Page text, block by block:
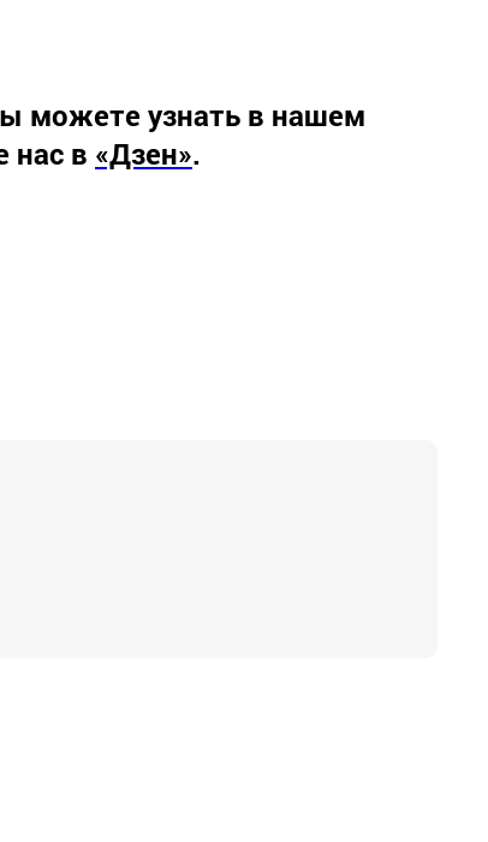
можете узнать в нашем
нас в «Дзен».